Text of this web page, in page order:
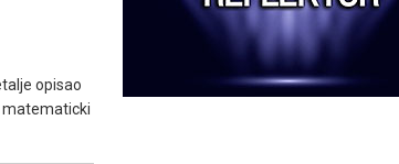
opisao
matematicki